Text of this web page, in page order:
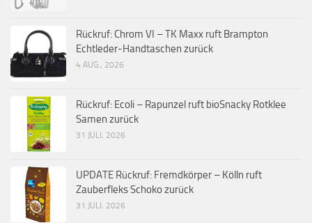
Rückruf: Chrom VI – TK Maxx ruft Brampton
Echtleder-Handtaschen zurück
4 AUG., 2026
Rückruf: Ecoli – Rapunzel ruft bioSnacky Rotklee
Samen zurück
31 JULI, 2026
UPDATE Rückruf: Fremdkörper – Kölln ruft
Zauberfleks Schoko zurück
31 JULI, 2026